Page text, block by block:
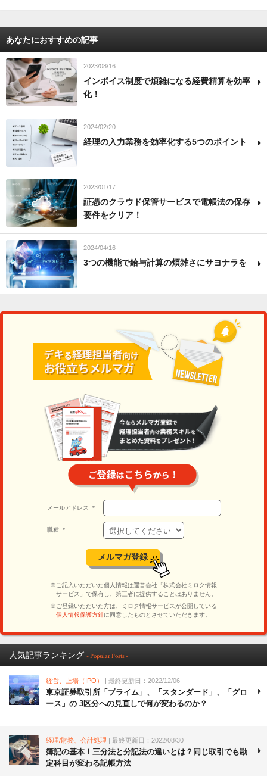
あなたにおすすめの記事
2023/08/16
インボイス制度で煩雑になる経費精算を効率
化！
2024/02/20
経理の入力業務を効率化する5つのポイント
2023/01/17
証憑のクラウド保管サービスで電帳法の保存
要件をクリア！
2024/04/16
3つの機能で給与計算の煩雑さにサヨナラを
人気記事ランキング - Popular Posts -
経営、上場（IPO） | 最終更新日：2022/12/06
東京証券取引所「プライム」、「スタンダード」、「グロ
ース」の 3区分への見直しで何が変わるのか？
経理/財務、会計処理 | 最終更新日：2022/08/30
簿記の基本！三分法と分記法の違いとは？同じ取引でも勘
定科目が変わる記帳方法